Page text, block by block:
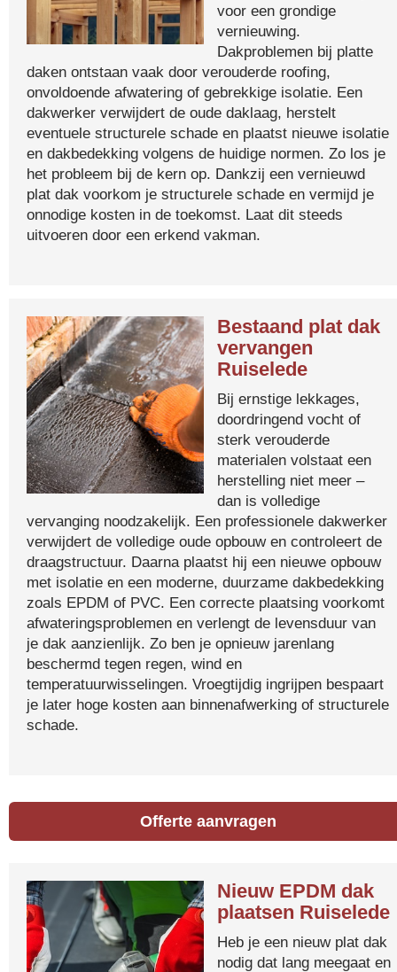
voor een grondige
vernieuwing.
Dakproblemen bij platte
daken ontstaan vaak door verouderde roofing,
onvoldoende afwatering of gebrekkige isolatie. Een
dakwerker verwijdert de oude daklaag, herstelt
eventuele structurele schade en plaatst nieuwe isolatie
en dakbedekking volgens de huidige normen. Zo los je
het probleem bij de kern op. Dankzij een vernieuwd
plat dak voorkom je structurele schade en vermijd je
onnodige kosten in de toekomst. Laat dit steeds
uitvoeren door een erkend vakman.
Bestaand plat dak
vervangen
Ruiselede
Bij ernstige lekkages,
doordringend vocht of
sterk verouderde
materialen volstaat een
herstelling niet meer –
dan is volledige
vervanging noodzakelijk. Een professionele dakwerker
verwijdert de volledige oude opbouw en controleert de
draagstructuur. Daarna plaatst hij een nieuwe opbouw
met isolatie en een moderne, duurzame dakbedekking
zoals EPDM of PVC. Een correcte plaatsing voorkomt
afwateringsproblemen en verlengt de levensduur van
je dak aanzienlijk. Zo ben je opnieuw jarenlang
beschermd tegen regen, wind en
temperatuurwisselingen. Vroegtijdig ingrijpen bespaart
je later hoge kosten aan binnenafwerking of structurele
schade.
Offerte aanvragen
Nieuw EPDM dak
plaatsen Ruiselede
Heb je een nieuw plat dak
nodig dat lang meegaat en